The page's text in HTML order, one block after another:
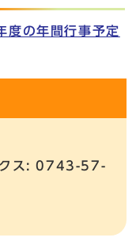
度の年間行事予定
ス: 0743-57-